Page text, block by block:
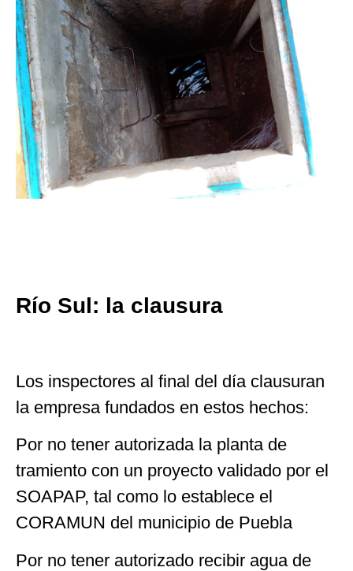
Río Sul: la clausura
Los inspectores al final del día clausuran
la empresa fundados en estos hechos:
Por no tener autorizada la planta de
tramiento con un proyecto validado por el
SOAPAP, tal como lo establece el
CORAMUN del municipio de Puebla
Por no tener autorizado recibir agua de